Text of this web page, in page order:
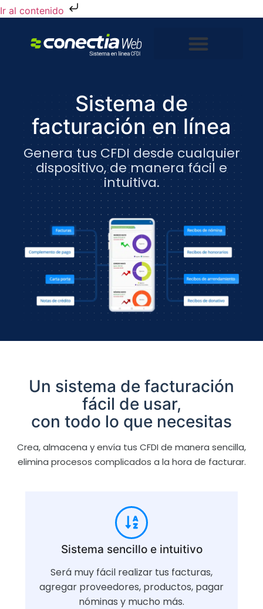
Ir al contenido
Sistema de
facturación en línea
Genera tus CFDI desde cualquier
dispositivo, de manera fácil e
intuitiva.
Un sistema de facturación
fácil de usar,
con todo lo que necesitas
Crea, almacena y envía tus CFDI de manera sencilla,
elimina procesos complicados a la hora de facturar.
Sistema sencillo e intuitivo
Será muy fácil realizar tus facturas,
agregar proveedores, productos, pagar
nóminas y mucho más.